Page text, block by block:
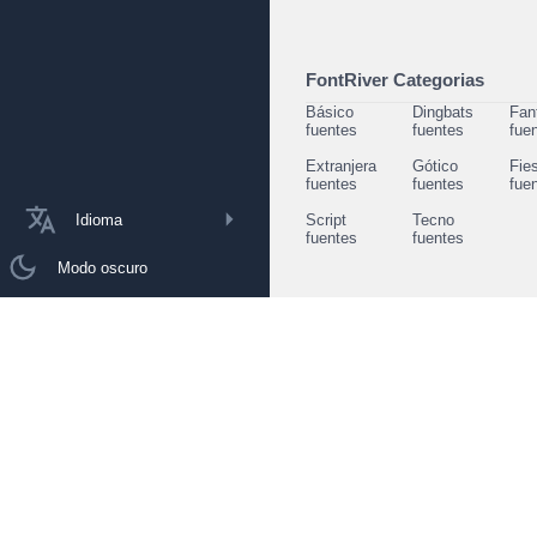
Idioma
Modo oscuro
FontRiver Categorias
Básico
fuentes
Dingbats
fuentes
Extranjera
fuentes
Gótico
fuentes
Script
fuentes
Tecno
fuentes